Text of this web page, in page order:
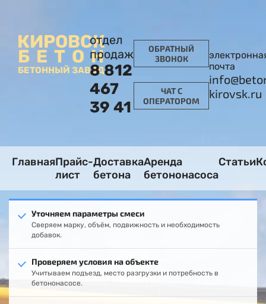
КИРОВСК
БЕТОН
БЕТОННЫЙ ЗАВОД
отдел
продаж
8 812
467
39 41
ОБРАТНЫЙ
ЗВОНОК
ЧАТ С
ОПЕРАТОРОМ
почта
kirovsk.ru
ГлавнаяПрайс-
лист
Доставка
бетона
Аренда
бетононасоса
Статьи
Уточняем параметры смеси
Сверяем марку, объём, подвижность и необходимость
добавок.
Проверяем условия на объекте
Учитываем подъезд, место разгрузки и потребность в
бетононасосе.